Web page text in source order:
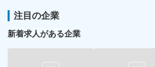
注目の企業
新着求人がある企業